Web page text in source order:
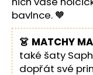
bavlnce. 🧡
👗 MATCHY
také šaty
dopřát své